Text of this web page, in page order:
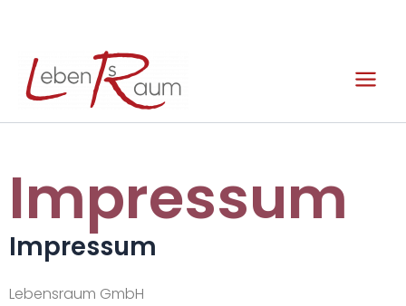
Menu
Impressum
Impressum
Lebensraum GmbH